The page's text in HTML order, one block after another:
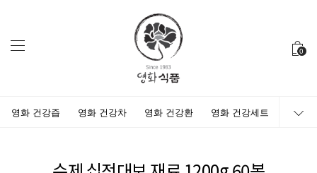
0
영화 건강즙 영화 건강차 영화 건강환 영화 건강세트